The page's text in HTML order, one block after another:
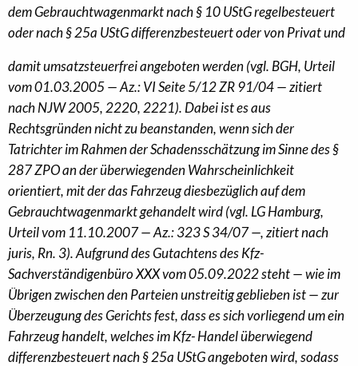
dem Gebrauchtwagenmarkt nach § 10 UStG regelbesteuert
oder nach § 25a UStG differenzbesteuert oder von Privat und
damit umsatzsteuerfrei angeboten werden (vgl. BGH, Urteil
vom 01.03.2005 — Az.: VI Seite 5/12 ZR 91/04 — zitiert
nach NJW 2005, 2220, 2221). Dabei ist es aus
Rechtsgründen nicht zu beanstanden, wenn sich der
Tatrichter im Rahmen der Schadensschätzung im Sinne des §
287 ZPO an der überwiegenden Wahrscheinlichkeit
orientiert, mit der das Fahrzeug diesbezüglich auf dem
Gebrauchtwagenmarkt gehandelt wird (vgl. LG Hamburg,
Urteil vom 11.10.2007 — Az.: 323 S 34/07 —, zitiert nach
juris, Rn. 3). Aufgrund des Gutachtens des Kfz-
Sachverständigenbüro XXX vom 05.09.2022 steht — wie im
Übrigen zwischen den Parteien unstreitig geblieben ist — zur
Überzeugung des Gerichts fest, dass es sich vorliegend um ein
Fahrzeug handelt, welches im Kfz- Handel überwiegend
differenzbesteuert nach § 25a UStG angeboten wird, sodass